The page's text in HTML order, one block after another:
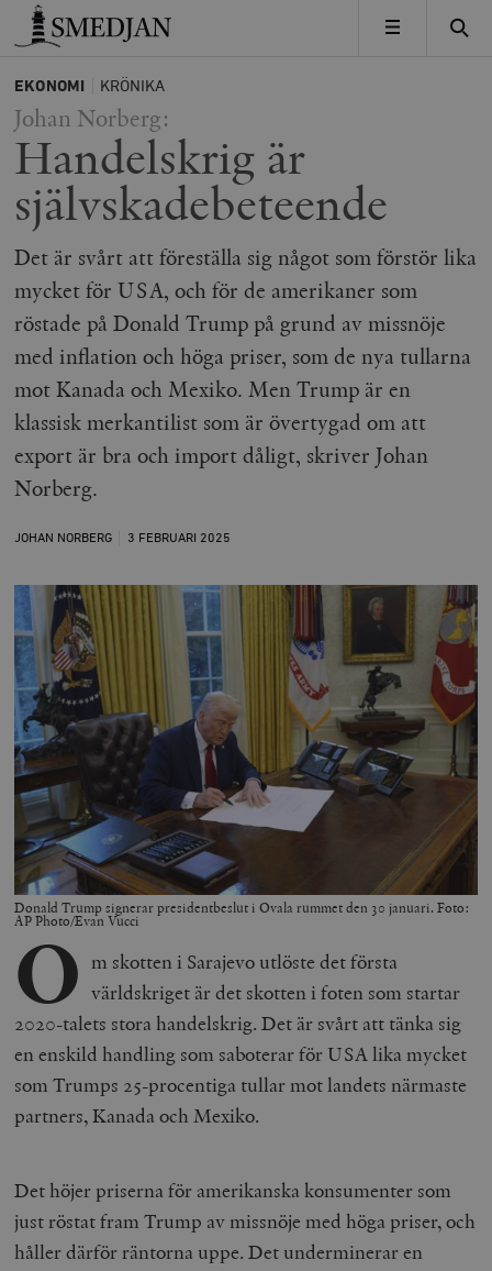
Timbro
MENY
EKONOMI KRÖNIKA
Johan Norberg:
Handelskrig är
självskade­beteende
Det är svårt att föreställa sig något som förstör lika
mycket för USA, och för de amerikaner som
röstade på Donald Trump på grund av missnöje
med inflation och höga priser, som de nya tullarna
mot Kanada och Mexiko. Men Trump är en
klassisk merkantilist som är övertygad om att
export är bra och import dåligt, skriver Johan
Norberg.
JOHAN NORBERG 3 FEBRUARI 2025
Donald Trump signerar presidentbeslut i Ovala rummet den 30 januari. Foto:
AP Photo/Evan Vucci
O m skotten i Sarajevo utlöste det första
världskriget är det skotten i foten som startar
2020-talets stora handelskrig. Det är svårt att tänka sig
en enskild handling som saboterar för USA lika mycket
som Trumps 25-procentiga tullar mot landets närmaste
partners, Kanada och Mexiko.
Det höjer priserna för amerikanska konsumenter som
just röstat fram Trump av missnöje med höga priser, och
håller därför räntorna uppe. Det underminerar en